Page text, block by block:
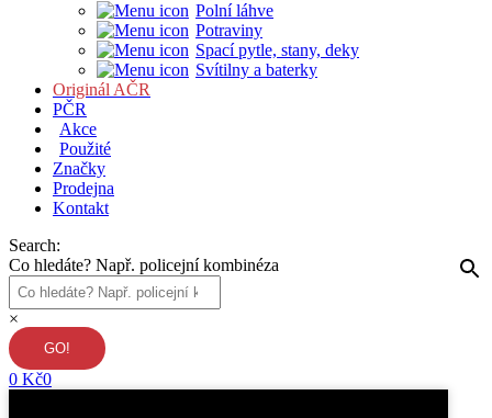
Polní láhve
Potraviny
Spací pytle, stany, deky
Svítilny a baterky
Originál AČR
PČR
Akce
Použité
Značky
Prodejna
Kontakt
Search:
Co hledáte? Např. policejní kombinéza
×
0 Kč0